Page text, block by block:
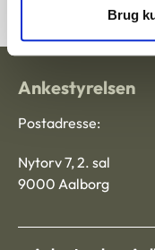
Brug
Ankestyrelsen
Postadresse:
Nytorv 7, 2. sal
9000 Aalborg